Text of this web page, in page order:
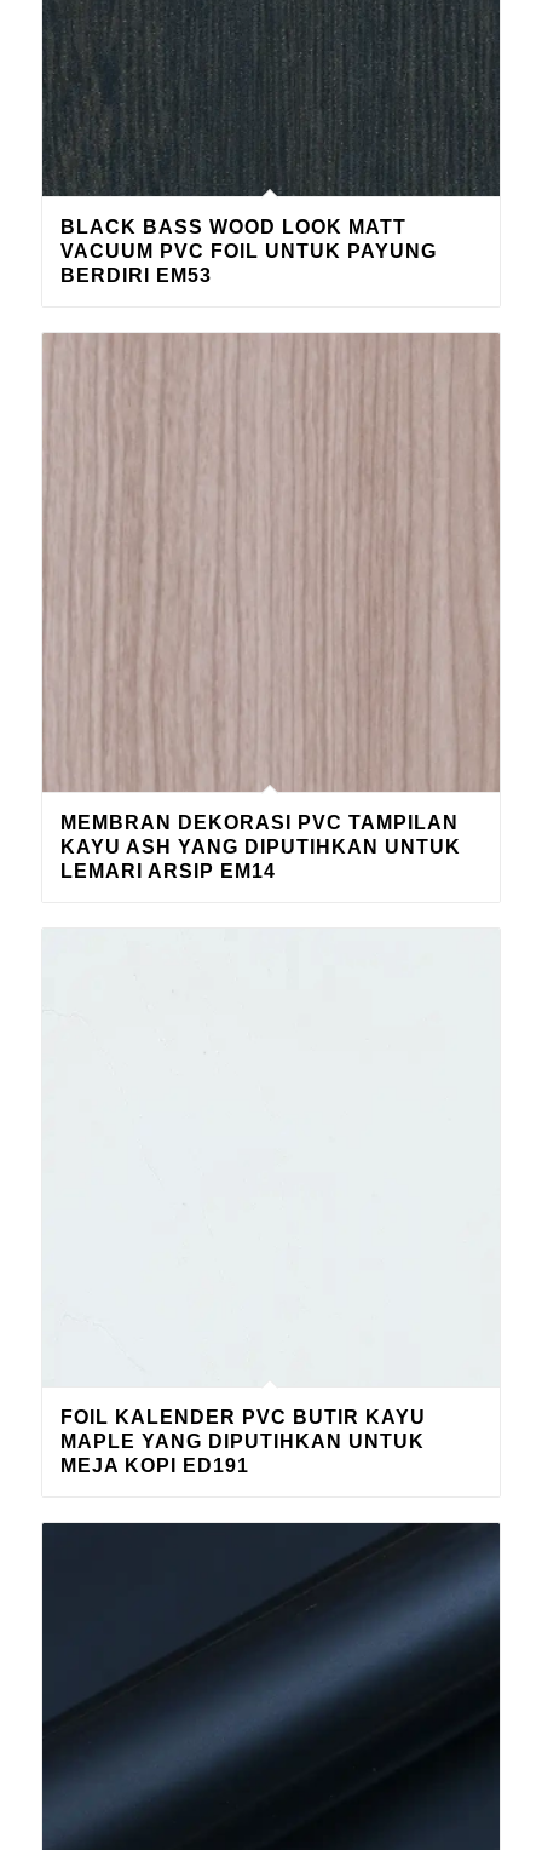
BLACK BASS WOOD LOOK MATT
VACUUM PVC FOIL UNTUK PAYUNG
BERDIRI EM53
MEMBRAN DEKORASI PVC TAMPILAN
KAYU ASH YANG DIPUTIHKAN UNTUK
LEMARI ARSIP EM14
FOIL KALENDER PVC BUTIR KAYU
MAPLE YANG DIPUTIHKAN UNTUK
MEJA KOPI ED191